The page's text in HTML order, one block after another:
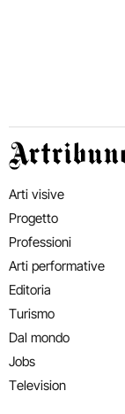
Artribune
Arti visive
Progetto
Professioni
Arti performative
Editoria
Turismo
Dal mondo
Jobs
Television